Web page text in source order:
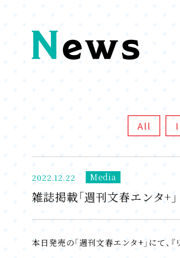
All
2022.12.22 Media
雑誌掲載「週刊文春エンタ+」
本日発売の「週刊文春エンタ+」にて、